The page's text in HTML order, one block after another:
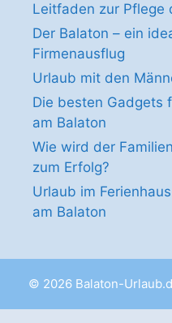
Leitfaden zur Pflege
Der Balaton – ein
Firmenausflug
Urlaub mit den
Die besten Gadgets
am Balaton
Wie wird der
zum Erfolg?
Urlaub im
am Balaton
© 2026 Balaton-